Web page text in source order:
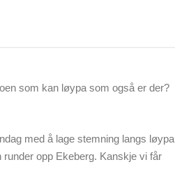
som kan løypa som også er der?
med å lage stemning langs løypa
opp Ekeberg. Kanskje vi får